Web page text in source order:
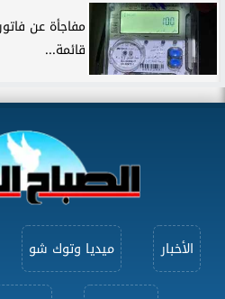
مفاجأة عن
قائمة...
الأخبار ميديا وتوك شو